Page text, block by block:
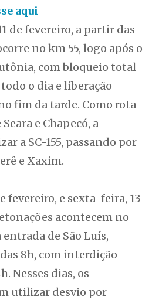
aqui
de fevereiro, a partir das
no km 55, logo após o
com bloqueio total
o dia e liberação
fim da tarde. Como rota
e Chapecó, a
a SC-155, passando por
e Xaxim.
fevereiro, e sexta-feira, 13
acontecem no
de São Luís,
8h, com interdição
Nesses dias, os
utilizar desvio por